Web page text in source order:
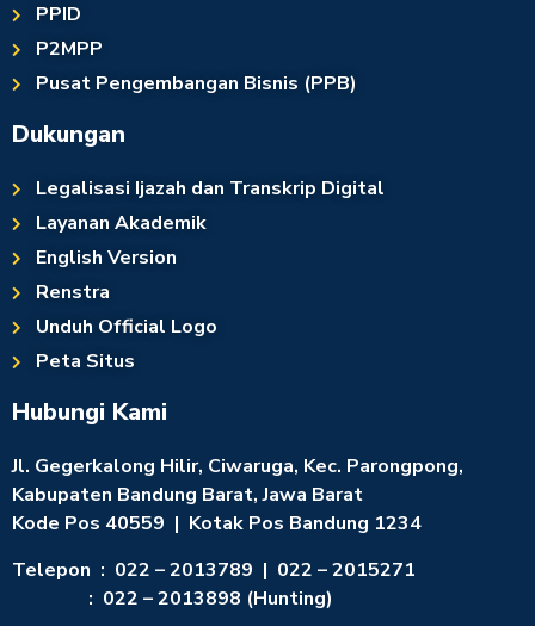
PPID
P2MPP
Pusat Pengembangan Bisnis (PPB)
Dukungan
Legalisasi Ijazah dan Transkrip Digital
Layanan Akademik
English Version
Renstra
Unduh Official Logo
Peta Situs
Hubungi Kami
Jl. Gegerkalong Hilir, Ciwaruga, Kec. Parongpong,
Kabupaten Bandung Barat, Jawa Barat
Kode Pos 40559 | Kotak Pos Bandung 1234
Telepon : 022 – 2013789 | 022 – 2015271
: 022 – 2013898 (Hunting)